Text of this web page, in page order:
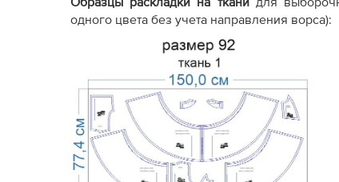
Образцы раскладки на ткани для
одного цвета без учета направления ворса):